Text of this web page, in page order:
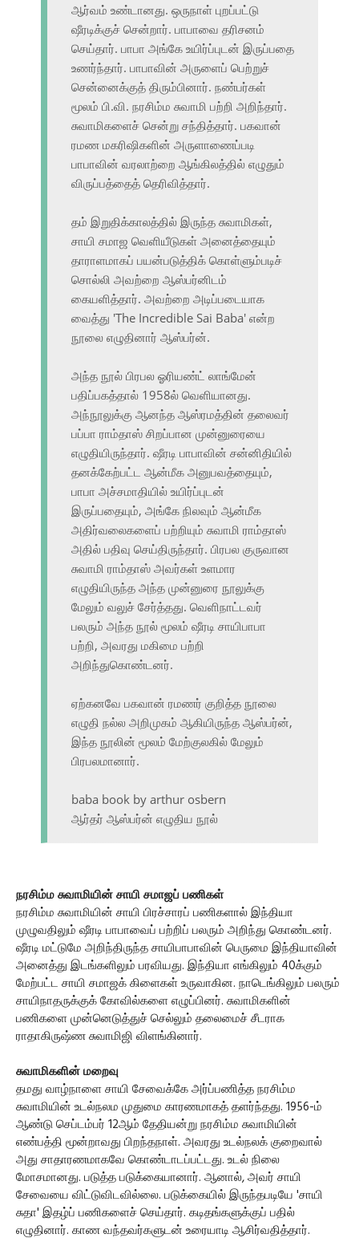
ஆர்வம் உண்டானது. ஒருநாள் புறப்பட்டு
ஷீரடிக்குச் சென்றார். பாபாவை தரிசனம்
செய்தார். பாபா அங்கே உயிர்ப்புடன் இருப்பதை
உணர்ந்தார். பாபாவின் அருளைப் பெற்றுச்
சென்னைக்குத் திரும்பினார். நண்பர்கள்
மூலம் பி.வி. நரசிம்ம சுவாமி பற்றி அறிந்தார்.
சுவாமிகளைச் சென்று சந்தித்தார். பகவான்
ரமண மகரிஷிகளின் அருளாணைப்படி
பாபாவின் வரலாற்றை ஆங்கிலத்தில் எழுதும்
விருப்பத்தைத் தெரிவித்தார்.
தம் இறுதிக்காலத்தில் இருந்த சுவாமிகள்,
சாயி சமாஜ வெளியீடுகள் அனைத்தையும்
தாராளமாகப் பயன்படுத்திக் கொள்ளும்படிச்
சொல்லி அவற்றை ஆஸ்பர்னிடம்
கையளித்தார். அவற்றை அடிப்படையாக
வைத்து 'The Incredible Sai Baba' என்ற
நூலை எழுதினார் ஆஸ்பர்ன்.
அந்த நூல் பிரபல ஓரியண்ட் லாங்மேன்
பதிப்பகத்தால் 1958ல் வெளியானது.
அந்நூலுக்கு ஆனந்த ஆஸ்ரமத்தின் தலைவர்
பப்பா ராம்தாஸ் சிறப்பான முன்னுரையை
எழுதியிருந்தார். ஷீரடி பாபாவின் சன்னிதியில்
தனக்கேற்பட்ட ஆன்மீக அனுபவத்தையும்,
பாபா அச்சமாதியில் உயிர்ப்புடன்
இருப்பதையும், அங்கே நிலவும் ஆன்மீக
அதிர்வலைகளைப் பற்றியும் சுவாமி ராம்தாஸ்
அதில் பதிவு செய்திருந்தார். பிரபல குருவான
சுவாமி ராம்தாஸ் அவர்கள் உளமார
எழுதியிருந்த அந்த முன்னுரை நூலுக்கு
மேலும் வலுச் சேர்த்தது. வெளிநாட்டவர்
பலரும் அந்த நூல் மூலம் ஷீரடி சாயிபாபா
பற்றி, அவரது மகிமை பற்றி
அறிந்துகொண்டனர்.
ஏற்கனவே பகவான் ரமணர் குறித்த நூலை
எழுதி நல்ல அறிமுகம் ஆகியிருந்த ஆஸ்பர்ன்,
இந்த நூலின் மூலம் மேற்குலகில் மேலும்
பிரபலமானார்.
baba book by arthur osbern
ஆர்தர் ஆஸ்பர்ன் எழுதிய நூல்
நரசிம்ம சுவாமியின் சாயி சமாஜப் பணிகள்
நரசிம்ம சுவாமியின் சாயி பிரச்சாரப் பணிகளால் இந்தியா
முழுவதிலும் ஷீரடி பாபாவைப் பற்றிப் பலரும் அறிந்து கொண்டனர்.
ஷீரடி மட்டுமே அறிந்திருந்த சாயிபாபாவின் பெருமை இந்தியாவின்
அனைத்து இடங்களிலும் பரவியது. இந்தியா எங்கிலும் 40க்கும்
மேற்பட்ட சாயி சமாஜக் கிளைகள் உருவாகின. நாடெங்கிலும் பலரும்
சாயிநாதருக்குக் கோவில்களை எழுப்பினர். சுவாமிகளின்
பணிகளை முன்னெடுத்துச் செல்லும் தலைமைச் சீடராக
ராதாகிருஷ்ண சுவாமிஜி விளங்கினார்.
சுவாமிகளின் மறைவு
தமது வாழ்நாளை சாயி சேவைக்கே அர்ப்பணித்த நரசிம்ம
சுவாமியின் உடல்நலம முதுமை காரணமாகத் தளர்ந்தது. 1956-ம்
ஆண்டு செப்டம்பர் 12ஆம் தேதியன்று நரசிம்ம சுவாமியின்
எண்பத்தி மூன்றாவது பிறந்தநாள். அவரது உடல்நலக் குறைவால்
அது சாதாரணமாகவே கொண்டாடப்பட்டது. உடல் நிலை
மோசமானது. படுத்த படுக்கையானார். ஆனால், அவர் சாயி
சேவையை விட்டுவிடவில்லை. படுக்கையில் இருந்தபடியே 'சாயி
சுதா' இதழ்ப் பணிகளைச் செய்தார். கடிதங்களுக்குப் பதில்
எழுதினார். காண வந்தவர்களுடன் உரையாடி ஆசிர்வதித்தார்.